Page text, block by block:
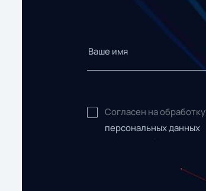
Согласен на обработку
персональных данных